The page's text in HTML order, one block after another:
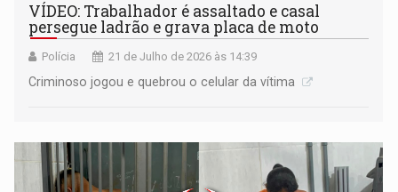
VÍDEO: Trabalhador é assaltado e casal
persegue ladrão e grava placa de moto
Polícia 21 de Julho de 2026 às 14:39
Criminoso jogou e quebrou o celular da vítima